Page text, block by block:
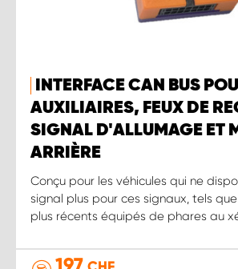
INTERFACE CAN BUS
AUXILIAIRES, FEUX DE
SIGNAL D'ALLUMAGE ET
ARRIÈRE
Conçu pour les véhicules qui ne
signal plus pour ces signaux, tels
plus récents équipés de phares au